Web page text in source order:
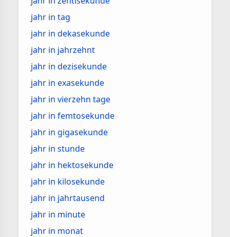
jahr in tag
jahr in dekasekunde
jahr in jahrzehnt
jahr in dezisekunde
jahr in exasekunde
jahr in vierzehn tage
jahr in femtosekunde
jahr in gigasekunde
jahr in stunde
jahr in hektosekunde
jahr in kilosekunde
jahr in jahrtausend
jahr in minute
jahr in monat